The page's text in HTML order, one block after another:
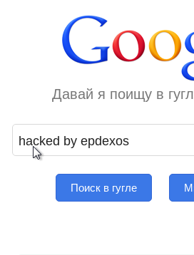
Давай я поищу в
Поиск в гугле